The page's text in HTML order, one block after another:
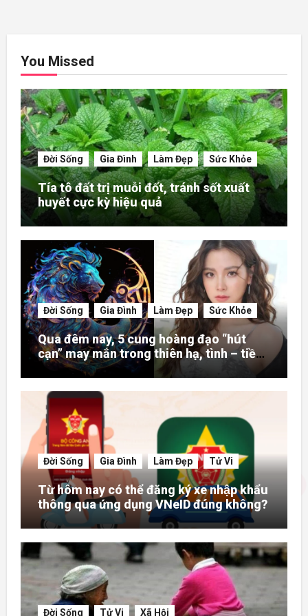
You Missed
Đời Sống Gia Đình Làm Đẹp Sức Khỏe
Tía tô đất trị muỗi đốt, tránh sốt xuất
huyết cực kỳ hiệu quả
Đời Sống Gia Đình Làm Đẹp Sức Khỏe
Qua đêm nay, 5 cung hoàng đạo “hút
cạn” may mắn trong thiên hạ, tình – tiền
– danh rực rỡ hơn người
Đời Sống Gia Đình Làm Đẹp Tử Vi
Từ hôm nay có thể đăng ký xe nhập khẩu
thông qua ứng dụng VNeID đúng không?
Đời Sống Tử Vi Xã Hội